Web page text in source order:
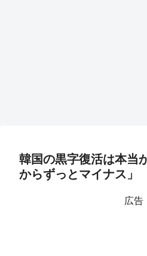
韓国の黒字復活は本当
からずっとマイナス」
広告